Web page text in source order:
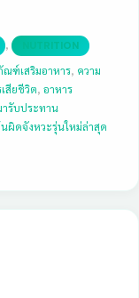
, NUTRITION
ณฑ์เสริมอาหาร, ความ
สียชีวิต, อาหาร
ารับประทาน
ผิดจังหวะรุ่นใหม่ล่าสุด